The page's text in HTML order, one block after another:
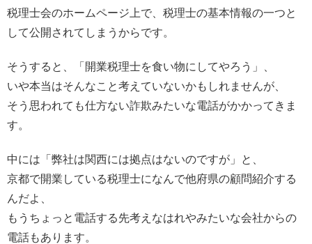
税理士会のホームページ上で、税理士の基本情報の一つと
して公開されてしまうからです。
そうすると、「開業税理士を食い物にしてやろう」、
いや本当はそんなこと考えていないかもしれませんが、
そう思われても仕方ない詐欺みたいな電話がかかってきま
す。
中には「弊社は関西には拠点はないのですが」と、
京都で開業している税理士になんで他府県の顧問紹介する
んだよ、
もうちょっと電話する先考えなはれやみたいな会社からの
電話もあります。